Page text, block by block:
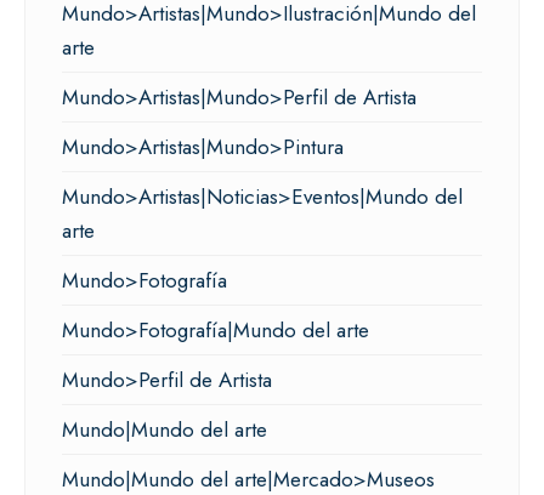
Mundo>Artistas|Mundo>Ilustración|Mundo del
arte
Mundo>Artistas|Mundo>Perfil de Artista
Mundo>Artistas|Mundo>Pintura
Mundo>Artistas|Noticias>Eventos|Mundo del
arte
Mundo>Fotografía
Mundo>Fotografía|Mundo del arte
Mundo>Perfil de Artista
Mundo|Mundo del arte
Mundo|Mundo del arte|Mercado>Museos